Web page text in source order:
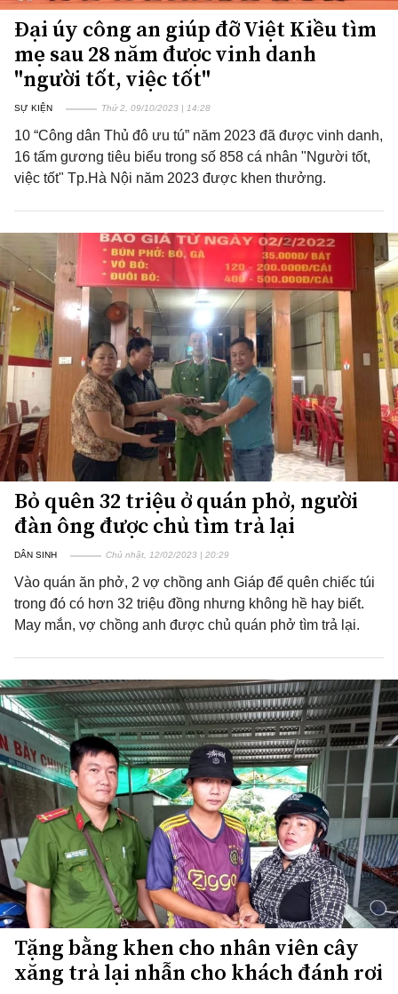
Đại úy công an giúp đỡ Việt Kiều tìm
mẹ sau 28 năm được vinh danh
"người tốt, việc tốt"
SỰ KIỆN Thứ 2, 09/10/2023 | 14:28
10 “Công dân Thủ đô ưu tú” năm 2023 đã được vinh danh,
16 tấm gương tiêu biểu trong số 858 cá nhân "Người tốt,
việc tốt" Tp.Hà Nội năm 2023 được khen thưởng.
Bỏ quên 32 triệu ở quán phở, người
đàn ông được chủ tìm trả lại
DÂN SINH Chủ nhật, 12/02/2023 | 20:29
Vào quán ăn phở, 2 vợ chồng anh Giáp để quên chiếc túi
trong đó có hơn 32 triệu đồng nhưng không hề hay biết.
May mắn, vợ chồng anh được chủ quán phở tìm trả lại.
Tặng bằng khen cho nhân viên cây
xăng trả lại nhẫn cho khách đánh rơi